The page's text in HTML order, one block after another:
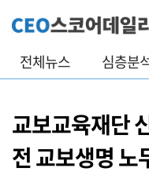
전체뉴스 심층분
교보교육재단
전 교보생명 노